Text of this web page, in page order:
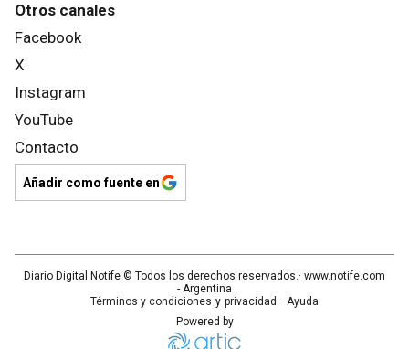
Otros canales
Facebook
X
Instagram
YouTube
Contacto
Añadir como fuente en
Diario Digital Notife © Todos los derechos reservados.· www.notife.com
- Argentina
Términos y condiciones y privacidad · Ayuda
Powered by